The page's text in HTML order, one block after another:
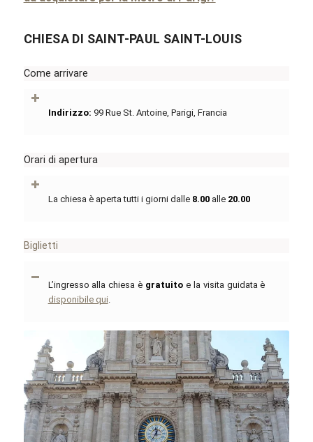
CHIESA DI SAINT-PAUL SAINT-LOUIS
Come arrivare
Indirizzo: 99 Rue St. Antoine, Parigi, Francia
Orari di apertura
La chiesa è aperta tutti i giorni dalle 8.00alle 20.00
Biglietti
L’ingresso alla chiesa è gratuito e la visita guidata è
disponibile qui.